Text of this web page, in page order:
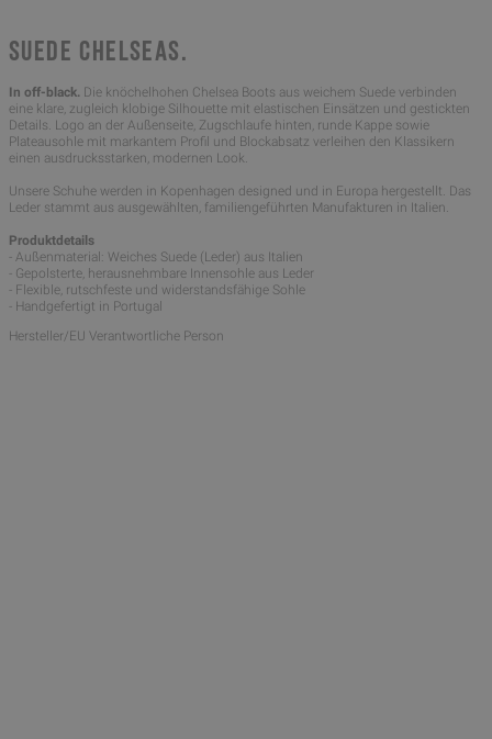
SUEDE CHELSEAS.
In off-black. Die knöchelhohen Chelsea Boots aus weichem Suede verbinden
eine klare, zugleich klobige Silhouette mit elastischen Einsätzen und gestickten
Details. Logo an der Außenseite, Zugschlaufe hinten, runde Kappe sowie
Plateausohle mit markantem Profil und Blockabsatz verleihen den Klassikern
einen ausdrucksstarken, modernen Look.
Unsere Schuhe werden in Kopenhagen designed und in Europa hergestellt. Das
Leder stammt aus ausgewählten, familiengeführten Manufakturen in Italien.
Produktdetails
- Außenmaterial: Weiches Suede (Leder) aus Italien
- Gepolsterte, herausnehmbare Innensohle aus Leder
- Flexible, rutschfeste und widerstandsfähige Sohle
- Handgefertigt in Portugal
Hersteller/EU Verantwortliche Person